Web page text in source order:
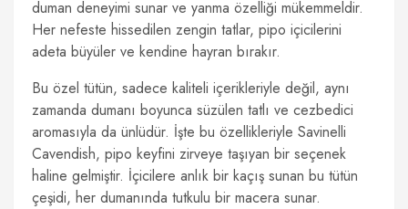
duman deneyimi sunar ve yanma özelliği mükemmeldir.
Her nefeste hissedilen zengin tatlar, pipo içicilerini
adeta büyüler ve kendine hayran bırakır.
Bu özel tütün, sadece kaliteli içerikleriyle değil, aynı
zamanda dumanı boyunca süzülen tatlı ve cezbedici
aromasıyla da ünlüdür. İşte bu özellikleriyle Savinelli
Cavendish, pipo keyfini zirveye taşıyan bir seçenek
haline gelmiştir. İçicilere anlık bir kaçış sunan bu tütün
çeşidi, her dumanında tutkulu bir macera sunar.